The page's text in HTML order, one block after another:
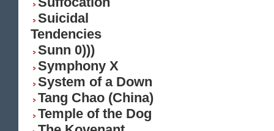
Suicidal
Tendencies
Sunn 0)))
Symphony X
System of a Down
Tang Chao (China)
Temple of the Dog